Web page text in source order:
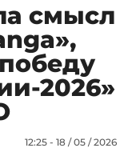
смысл
2026»
12:25 - 18 / 05 / 2026